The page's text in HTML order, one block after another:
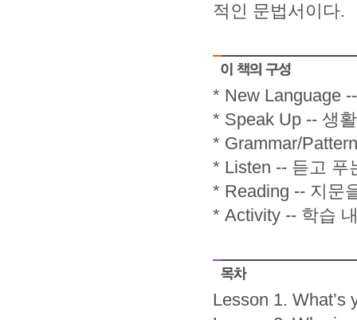
적인 문법서이다.
* New Language
* Speak Up -- 생
* Grammar/
* Listen -- 듣고 푸
* Reading -- 지문
* Activity -- 학습
Lesson 1. What’s